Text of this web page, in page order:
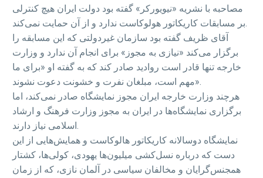
مصاحبه‌ با نشریه «نیویورکر» گفته‌ بود دولت ایران هیچ کنترلی
بر مسابقات کاریکاتور هولوکاست ندارد و از آن حمایت نمی‌کند.
آقای ظریف گفته بود سازمان غیردولتی که این مسابقه را
برگزار می‌کند «نیازی به مجوز» برای انجام آن ندارد و وزارت
خارجه تنها قادر است روادید صادر کند که به گفته او «برای ما
مهم است، مبلغان نفرت و خشونت دعوت نشوند».
هرچند وزارت خارجه ایران مجوز نمایشگاه صادر نمی‌کند، اما
برگزاری نمایشگاه‌ها در ایران به مجوز وزارت فرهنگ و ارشاد
اسلامی نیاز دارند.
نمایشگاه دوسالانه کاریکاتور هالوکاست و همایش‌هایی از این
دست که درباره نسل‌کشی میلیون‌ها یهودی، کولی‌ها، کشتار
همجنس‌گرایان و مخالفان سیاسی در آلمان نازی، که از زمان